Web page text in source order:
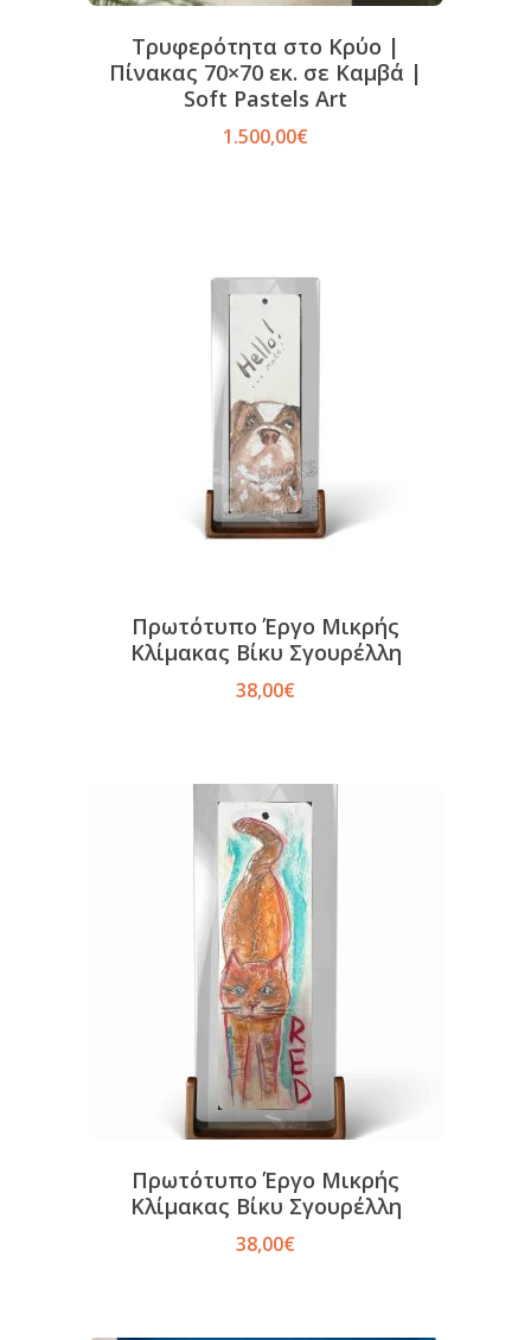
Τρυφερότητα στο Κρύο |
Πίνακας 70×70 εκ. σε Καμβά |
Soft Pastels Art
1.500,00€
Πρωτότυπο Έργο Μικρής
Κλίμακας Βίκυ Σγουρέλλη
38,00€
Πρωτότυπο Έργο Μικρής
Κλίμακας Βίκυ Σγουρέλλη
38,00€